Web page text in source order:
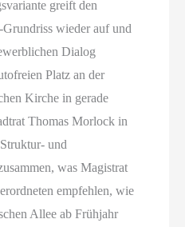
greift den
Grundriss wieder auf und
Dialog
Platz an der
Kirche in gerade
Thomas Morlock in
und
was Magistrat
empfehlen, wie
Allee ab Frühjahr